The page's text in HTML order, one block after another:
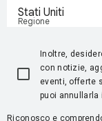
Regione
Stati Uniti
Inoltre,
con notizie,
eventi, offerte
puoi annullarla
Riconosco e